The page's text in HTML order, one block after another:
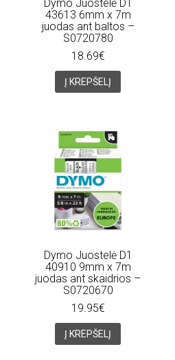
Dymo Juostelė D1
43613 6mm x 7m
juodas ant baltos –
S0720780
18.69€
Į KREPŠELĮ
Dymo Juostelė D1
40910 9mm x 7m
juodas ant skaidrios –
S0720670
19.95€
Į KREPŠELĮ